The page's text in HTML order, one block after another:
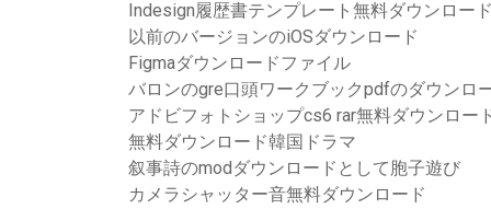
Indesign履歴書テンプレート無料ダウンロード
以前のバージョンのiOSダウンロード
Figmaダウンロードファイル
バロンのgre口頭ワークブックpdfのダウンロ
アドビフォトショップcs6 rar無料ダウンロー
無料ダウンロード韓国ドラマ
叙事詩のmodダウンロードとして胞子遊び
カメラシャッター音無料ダウンロード